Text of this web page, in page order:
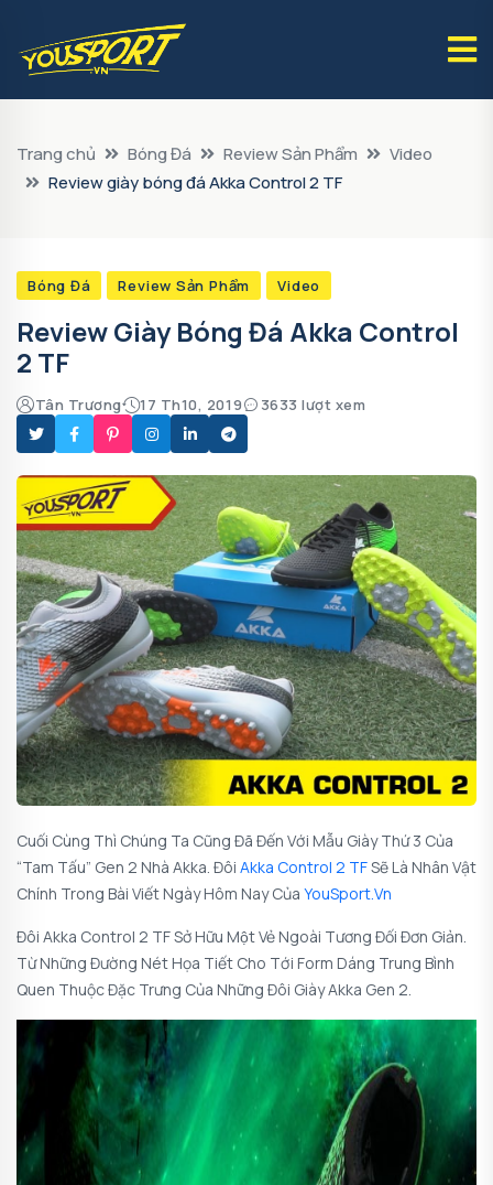
Trang chủ Bóng Đá Review Sản Phẩm
Video
Review giày bóng đá Akka Control 2 TF
Bóng Đá Review Sản Phẩm Video
Review Giày Bóng Đá Akka Control
2 TF
Tân Trương 17 Th10, 2019 3633 lượt xem
Cuối Cùng Thì Chúng Ta Cũng Đã Đến Với Mẫu Giày Thứ 3 Của
“tam Tấu” Gen 2 Nhà Akka. Đôi Akka Control 2 TFSẽ Là Nhân Vật
Chính Trong Bài Viết Ngày Hôm Nay Của YouSport.vn
Đôi Akka Control 2 TFSở Hữu Một Vẻ Ngoài Tương Đối Đơn Giản.
Từ Những Đường Nét Họa Tiết Cho Tới Form Dáng Trung Bình
Quen Thuộc Đặc Trưng Của Những Đôi Giày Akka Gen 2.